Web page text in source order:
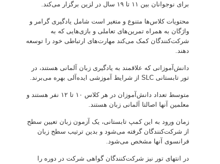
برای نوجوانان بین ۱۱ تا ۱۹ سال در لزین برگزار می‌کند.
محتویات کلاس‌ها متنوع و متغیر است شامل یادگیری گرامر و
واژگان به همراه تمرین‌های تعاملی و بازی‌هایی که به
شرکت‌کنندگان کمک می‌کند مهارت‌های ارتباطی خود را توسعه
دهند.
دانش‌آموزانی که علاقمند به یادگیری زبان آلمانی هستند، در
تور تابستانی SLC از شرایط آموزشی ایده‌آلی بهره می‌برند.
متوسط تعداد دانش‌آموزان در هر کلاس ۱۰ تا ۱۲ نفر هستند و
معلمین آنها اصالتا آلمانی زبان هستند.
زمان ورود به این کمپ تابستانی، یک آزمون زبان تعیین سطح
از شرکت‌کنندگان گرفته می‌شود و بدین ترتیب سطح زبان
فرانسوی آنها مشخص می‌شود.
در انتهای تور نیز شرکت‌کنندگان گواهی شرکت در دوره را